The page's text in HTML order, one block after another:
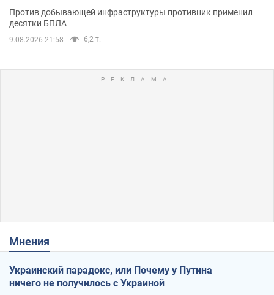
Против добывающей инфраструктуры противник применил
десятки БПЛА
9.08.2026 21:58 6,2 т.
Мнения
Украинский парадокс, или Почему у Путина
ничего не получилось с Украиной